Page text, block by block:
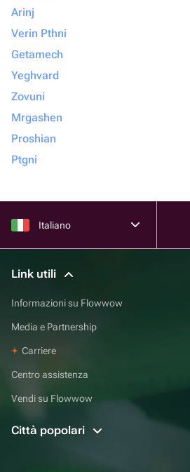
Arinj
Verin Pthni
Getamech
Yeghvard
Zovuni
Mrgashen
Proshian
Ptgni
Italiano
Link utili
Informazioni su Flowwow
Media e Partnership
Carriere
Centro assistenza
Vendi su Flowwow
Città popolari